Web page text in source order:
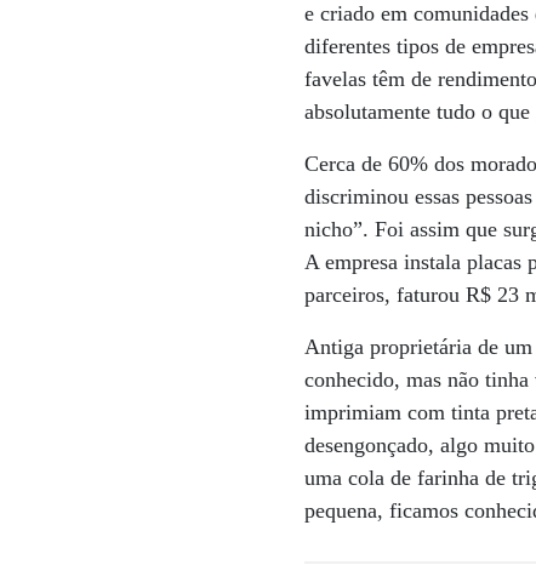
e criado em
diferentes tipos de
favelas têm de
absolutamente tudo o que
Cerca de 60% dos
discriminou essas
nicho”. Foi assim que
A empresa instala placas
parceiros, faturou R$ 23
Antiga proprietária de
conhecido, mas não
imprimiam com tinta
desengonçado, algo
uma cola de farinha de
pequena, ficamos